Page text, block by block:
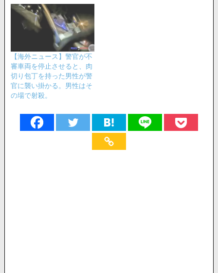
【海外ニュース】警官が不
審車両を停止させると、肉
切り包丁を持った男性が警
官に襲い掛かる。男性はそ
の場で射殺。